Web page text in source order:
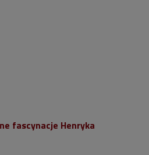
fascynacje Henryka